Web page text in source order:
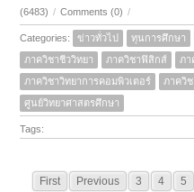
(6483) / Comments (0) /
Categories: ข่าวทั่วไป ทุนการศึกษา
ภาควิชาชีววิทยา
ภาควิชาฟิสิกส์
ภา
ภาควิชาวิทยาการคอมพิวเตอร์
ภาควิ
ศูนย์วิทยาศาสตรศึกษา
Tags:
First Previous 3 4 5